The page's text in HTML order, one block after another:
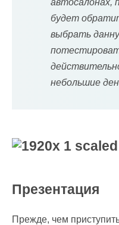
автосалонах,
будет
выбрать
небольшие
Презентация
Прежде, чем